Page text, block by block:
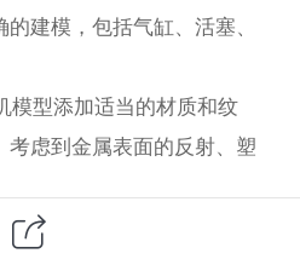
建模，包括气缸、活塞、
模型添加适当的材质和纹
考虑到金属表面的反射、塑
件（如Blender、Cinema 4D